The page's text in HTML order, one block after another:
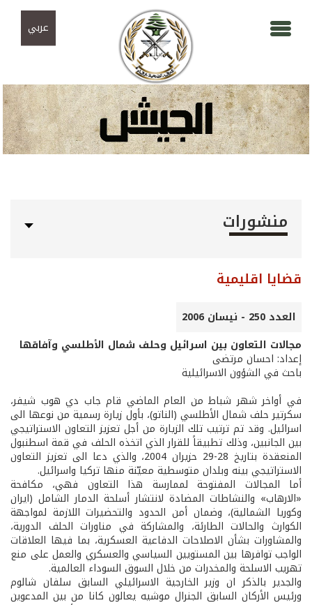
عربي
منشورات
قضايا اقليمية
العدد 250 - نيسان 2006
مجالات التعاون بين اسرائيل وحلف شمال الأطلسي وآفاقها
إعداد: احسان مرتضى
باحث في الشؤون الاسرائيلية
في أواخر شهر شباط من العام الماضي قام جاب دي هوب شيفر،
سكرتير حلف شمال الأطلسي (الناتو)، بأول زيارة رسمية من نوعها الى
اسرائيل. وقد تم ترتيب تلك الزيارة من أجل تعزيز التعاون الاستراتيجي
بين الجانبين، وذلك تطبيقاً للقرار الذي اتخذه الحلف في قمة اسطنبول
المنعقدة بتاريخ 28-29 حزيران 2004، والذي دعا الى تعزيز التعاون
الاستراتيجي بينه وبلدان متوسطية معيّنة منها تركيا واسرائيل.
أما المجالات المفتوحة لممارسة هذا التعاون فهي، مكافحة
«الارهاب» والنشاطات المضادة لانتشار أسلحة الدمار الشامل (ايران
وكوريا الشمالية)، وضمان أمن الحدود والتحضيرات اللازمة لمواجهة
الكوارث والحالات الطارئة، والمشاركة في مناورات الحلف الدورية،
والمشاورات بشأن الاصلاحات الدفاعية العسكرية، بما فيها العلاقات
الواجب توافرها بين المستويين السياسي والعسكري والعمل على منع
تهريب الاسلحة والمخدرات من خلال السوق السوداء العالمية.
والجدير بالذكر ان وزير الخارجية الاسرائيلي السابق سلفان شالوم
ورئيس الأركان السابق الجنرال موشيه يعالون كانا من بين المدعوين